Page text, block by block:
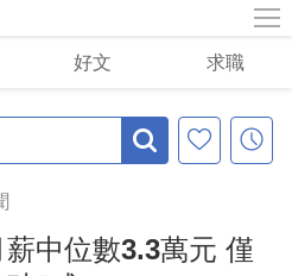
好文 求職
中位數3.3萬元 僅